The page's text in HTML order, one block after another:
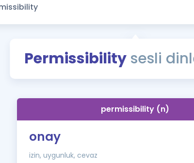
Permissibility sesli
permissibility (n)
onay
izin, uygunluk, cevaz